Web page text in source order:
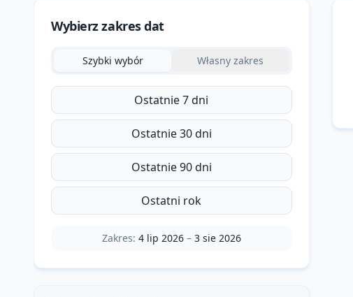
Wybierz zakres dat
Szybki wybór Własny zakres
Ostatnie 7 dni
Ostatnie 30 dni
Ostatnie 90 dni
Ostatni rok
Zakres: 4 lip 2026– 3 sie 2026